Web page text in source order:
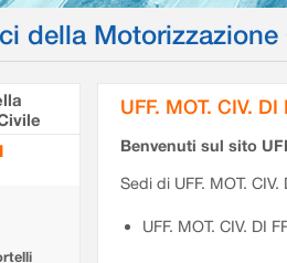
della Motorizzazione
UFF. MOT. CIV. DI
Benvenuti sul sito
Sedi di UFF. MOT. CIV.
UFF. MOT. CIV. DI